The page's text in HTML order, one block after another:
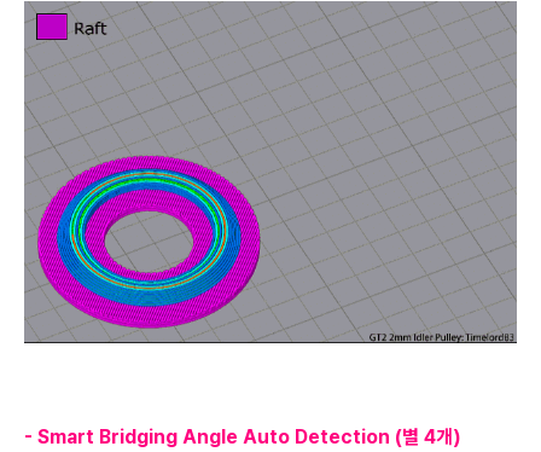
- Smart Bridging Angle Auto Detection (별 4개)